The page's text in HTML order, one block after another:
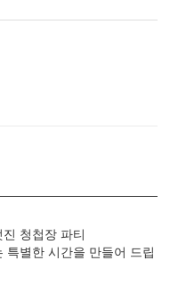
PRESS
청첩장 파티
특별한 시간을 만들어 드립